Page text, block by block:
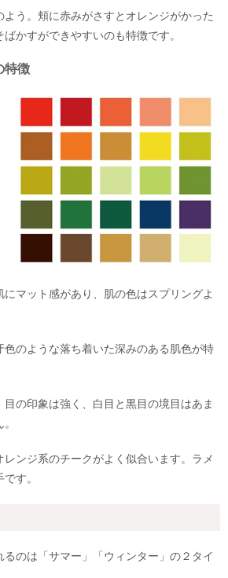
う。頬に赤みがさすとオレンジがかった
かすができやすいのも特徴です。
特徴
マット感があり、肌の色はスプリングよ
色のような落ち着いた深みのある肌色が特
目の印象は強く、白目と黒目の境目はあま
ンジ系のチークがよく似合います。ラメ
す。
のは「サマー」「ウィンター」の２タイ